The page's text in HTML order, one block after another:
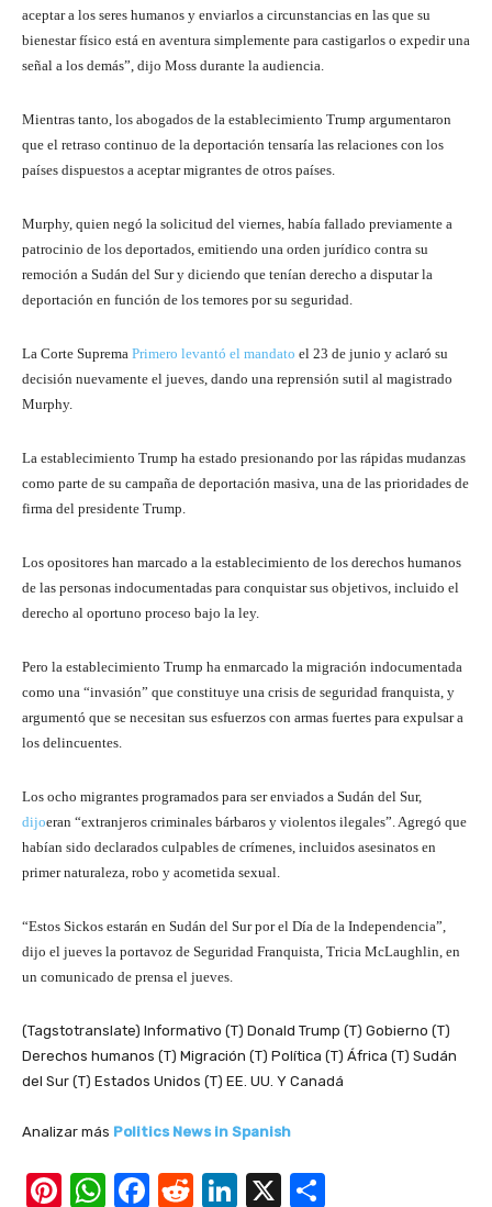
aceptar a los seres humanos y enviarlos a circunstancias en las que su
bienestar físico está en aventura simplemente para castigarlos o expedir una
señal a los demás”, dijo Moss durante la audiencia.
Mientras tanto, los abogados de la establecimiento Trump argumentaron
que el retraso continuo de la deportación tensaría las relaciones con los
países dispuestos a aceptar migrantes de otros países.
Murphy, quien negó la solicitud del viernes, había fallado previamente a
patrocinio de los deportados, emitiendo una orden jurídico contra su
remoción a Sudán del Sur y diciendo que tenían derecho a disputar la
deportación en función de los temores por su seguridad.
La Corte Suprema Primero levantó el mandato el 23 de junio y aclaró su
decisión nuevamente el jueves, dando una reprensión sutil al magistrado
Murphy.
La establecimiento Trump ha estado presionando por las rápidas mudanzas
como parte de su campaña de deportación masiva, una de las prioridades de
firma del presidente Trump.
Los opositores han marcado a la establecimiento de los derechos humanos
de las personas indocumentadas para conquistar sus objetivos, incluido el
derecho al oportuno proceso bajo la ley.
Pero la establecimiento Trump ha enmarcado la migración indocumentada
como una “invasión” que constituye una crisis de seguridad franquista, y
argumentó que se necesitan sus esfuerzos con armas fuertes para expulsar a
los delincuentes.
Los ocho migrantes programados para ser enviados a Sudán del Sur,
dijoeran “extranjeros criminales bárbaros y violentos ilegales”. Agregó que
habían sido declarados culpables de crímenes, incluidos asesinatos en
primer naturaleza, robo y acometida sexual.
“Estos Sickos estarán en Sudán del Sur por el Día de la Independencia”,
dijo el jueves la portavoz de Seguridad Franquista, Tricia McLaughlin, en
un comunicado de prensa el jueves.
(Tagstotranslate) Informativo (T) Donald Trump (T) Gobierno (T)
Derechos humanos (T) Migración (T) Política (T) África (T) Sudán
del Sur (T) Estados Unidos (T) EE. UU. Y Canadá
Analizar más Politics News in Spanish
Pi W F
R
Li
X